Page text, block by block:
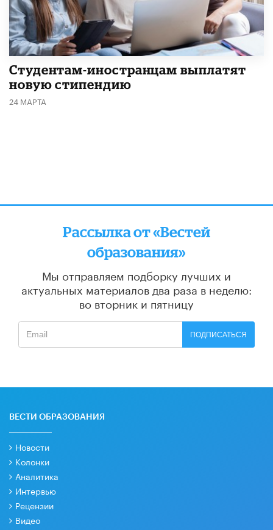
Студентам-иностранцам выплатят
новую стипендию
24 МАРТА
Рассылка от «Вестей
образования»
Мы отправляем подборку лучших и
актуальных материалов два раза в неделю:
во вторник и пятницу
ПОДПИСАТЬСЯ
ВЕСТИ ОБРАЗОВАНИЯ
Новости
Колонки
Аналитика
Интервью
Рецензии
Видео